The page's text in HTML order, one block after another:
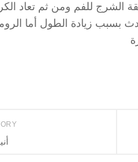
الشرج للفم ومن ثم تعاد
بسبب زيادة الطول أما